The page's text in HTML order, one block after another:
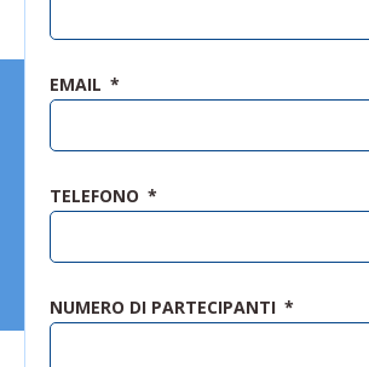
EMAIL
TELEFONO
NUMERO DI PARTECIPANTI